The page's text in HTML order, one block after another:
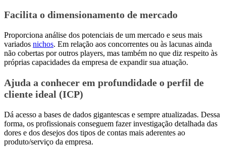
Facilita o dimensionamento de mercado
Proporciona análise dos potenciais de um mercado e seus mais
variados nichos. Em relação aos concorrentes ou às lacunas ainda
não cobertas por outros players, mas também no que diz respeito às
próprias capacidades da empresa de expandir sua atuação.
Ajuda a conhecer em profundidade o perfil de
cliente ideal (ICP)
Dá acesso a bases de dados gigantescas e sempre atualizadas. Dessa
forma, os profissionais conseguem fazer investigação detalhada das
dores e dos desejos dos tipos de contas mais aderentes ao
produto/serviço da empresa.